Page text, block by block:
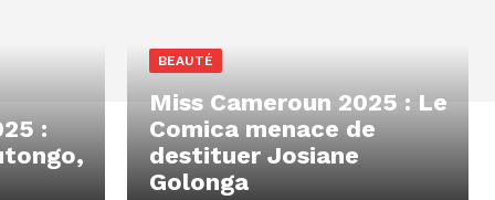
:
BEAUTÉ
Miss Cameroun 2025 : Le
Comica menace de
destituer Josiane
Golonga